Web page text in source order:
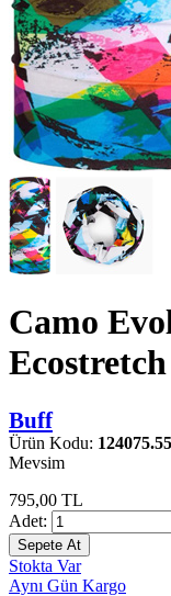
Camo
Buff
Ürün Kodu:
Mevsim
795,00 TL
Adet:
Stokta Var
Aynı Gün Kargo